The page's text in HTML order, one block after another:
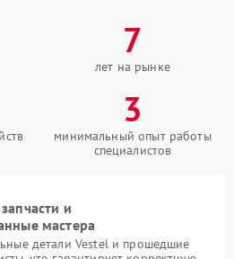
7
лет на рынке
3
минимальный опыт работы
специалистов
и
мастера
детали Vestel и прошедшие